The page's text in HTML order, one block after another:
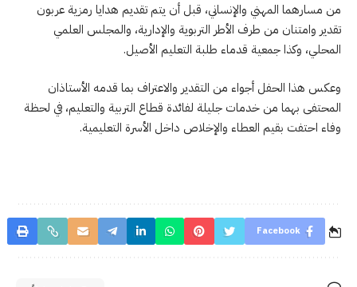
من مسارهما المهني والإنساني، قبل أن يتم تقديم هدايا رمزية عربون
تقدير وامتنان من طرف الأطر التربوية والإدارية، والمجلس العلمي
المحلي، وكذا جمعية قدماء طلبة التعليم الأصيل.
وعكس هذا الحفل أجواء من التقدير والاعتراف بما قدمه الأستاذان
المحتفى بهما من خدمات جليلة لفائدة قطاع التربية والتعليم، في لحظة
وفاء احتفت بقيم العطاء والإخلاص داخل الأسرة التعليمية.
Facebook